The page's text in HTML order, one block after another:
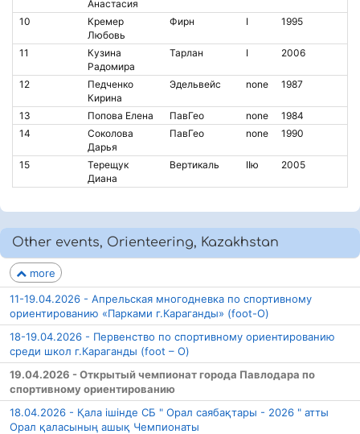
Анастасия
10
Кремер
Любовь
Фирн I 1995
11
Кузина
Радомира
Тарлан I 2006
12
Педченко
Кирина
Эдельвейс none 1987
13 Попова Елена ПавГео none
1984
14
Соколова
Дарья
ПавГео none 1990
15
Терещук
Диана
Вертикаль IIю 2005
Other events, Orienteering, Kazakhstan
more
11-19.04.2026 - Апрельская многодневка по спортивному
ориентированию «Парками г.Караганды» (foot-O)
18-19.04.2026 - Первенство по спортивному ориентированию
среди школ г.Караганды (foot – O)
19.04.2026 - Открытый чемпионат города Павлодара по
спортивному ориентированию
18.04.2026 - Қала ішінде СБ " Орал саябақтары - 2026 " атты
Орал қаласының ашық Чемпионаты